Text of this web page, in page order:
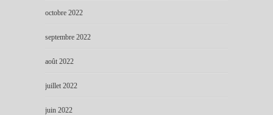
octobre 2022
septembre 2022
août 2022
juillet 2022
juin 2022